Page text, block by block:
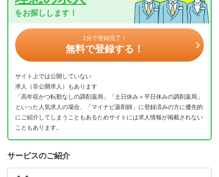
をお探しします！
1分で登録完了！
無料で登録する！
サイト上では公開していない
求人（非公開求人）もあります
「高年収かつ転勤なしの調剤薬局」「土日休み＋平日休みの調剤薬局」
といった人気求人の場合、「マイナビ薬剤師」に登録済みの方に優先的
にご紹介してしまうこともあるためサイトには求人情報が掲載されない
こともあります。
サービスのご紹介